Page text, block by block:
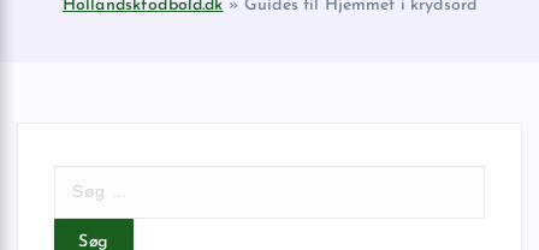
Hollandskfodbold.dk » Guides til Hjemmet i krydsord